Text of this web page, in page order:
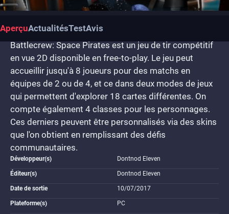
AperçuActualitésTestAvis
Battlecrew: Space Pirates est un jeu de tir compétitif
en vue 2D disponible en free-to-play. Le jeu peut
accueillir jusqu'à 8 joueurs pour des matchs en
équipes de 2 ou de 4, et ce dans deux modes de jeux
qui permettent d'explorer 18 cartes différentes. On
compte également 4 classes pour les personnages.
Ces derniers peuvent être personnalisés via des skins
que l'on obtient en remplissant des défis
communautaires.
Développeur(s) Dontnod Eleven
Éditeur(s) Dontnod Eleven
Date de sortie 10/07/2017
Plateforme(s) PC